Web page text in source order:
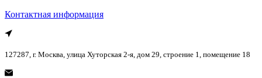
Контактная информация
127287, г. Москва, улица Хуторская 2-я, дом 29, строение 1, помещение 18